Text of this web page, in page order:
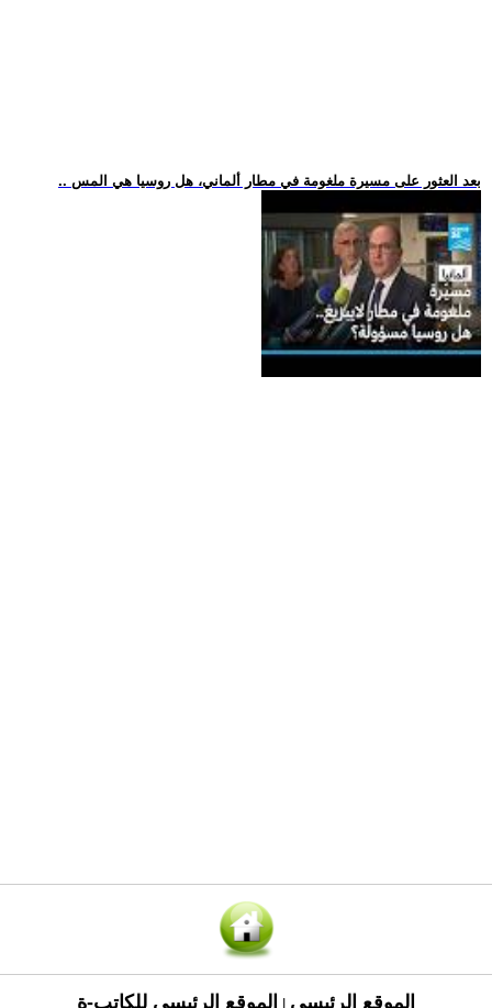
.. بعد العثور على مسيرة ملغومة في مطار ألماني، هل روسيا هي المس
الموقع الرئيسي الموقع الرئيسي للكاتب-ة